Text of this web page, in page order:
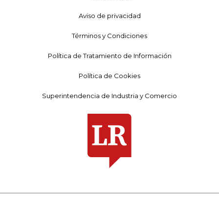
Aviso de privacidad
Términos y Condiciones
Política de Tratamiento de Información
Política de Cookies
Superintendencia de Industria y Comercio